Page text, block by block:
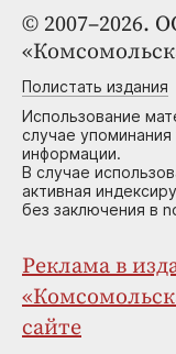
© 2007–2026.
Полистать издания
Использование
случае
информации.
В случае
активная
без заключения в
Реклама в
сайте